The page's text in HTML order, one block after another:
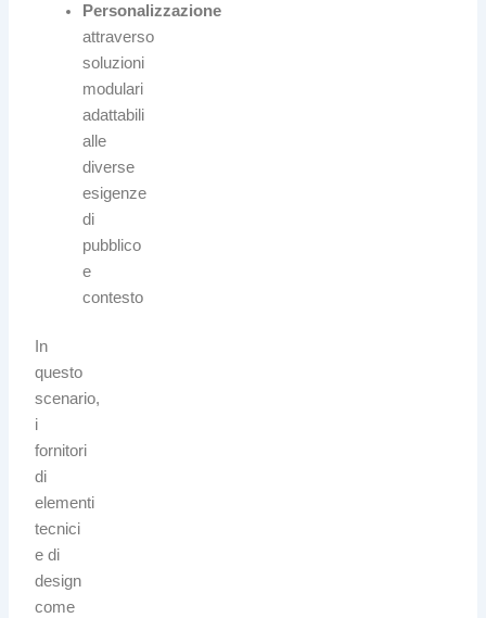
Personalizzazione
attraverso
soluzioni
modulari
adattabili
alle
diverse
esigenze
di
pubblico
e
contesto
In
questo
scenario,
i
fornitori
di
elementi
tecnici
e di
design
come